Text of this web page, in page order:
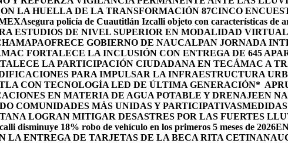
LA HUELLA DE LA TRANSFORMACIÓN 87CINCO
Asegura policía de Cuautitlán Izcalli objeto con características de
ESTUDIOS DE NIVEL SUPERIOR EN MODALIDAD VIRTUAL
OFRECE GOBIERNO DE NAUCALPAN JORNADA
FORTALECE LA INCLUSIÓN CON ENTREGA DE 645
LA PARTICIPACIÓN CIUDADANA EN TECÁMAC A
PARA IMPULSAR LA INFRAESTRUCTURA
CON TECNOLOGÍA LED DE ÚLTIMA GENERACIÓN*
EN MATERIA DE AGUA POTABLE Y DRENAJEEN
COMUNIDADES MÁS UNIDAS Y PARTICIPATIVAS
LOGRAN MITIGAR DESASTRES POR LAS FUERTES
disminuye 18% robo de vehículo en los primeros 5 meses de 2026
LA ENTREGA DE TARJETAS DE LA BECA RITA CETINA